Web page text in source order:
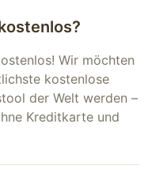
Wir möchten
kostenlose
der Welt werden –
Kreditkarte und